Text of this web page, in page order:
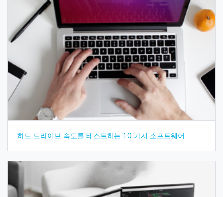
하드 드라이브 속도를 테스트하는 10 가지 소프트웨어